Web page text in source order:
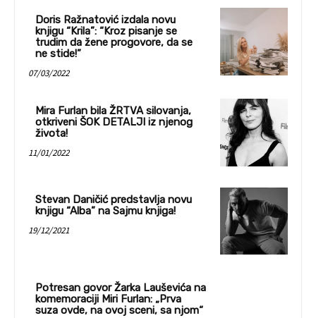
Doris Ražnatović izdala novu
knjigu “Krila”: “Kroz pisanje se
trudim da žene progovore, da se
ne stide!”
07/03/2022
Mira Furlan bila ŽRTVA silovanja,
otkriveni ŠOK DETALJI iz njenog
života!
11/01/2022
Stevan Daničić predstavlja novu
knjigu “Alba” na Sajmu knjiga!
19/12/2021
Potresan govor Žarka Lauševića na
komemoraciji Miri Furlan: „Prva
suza ovde, na ovoj sceni, sa njom“